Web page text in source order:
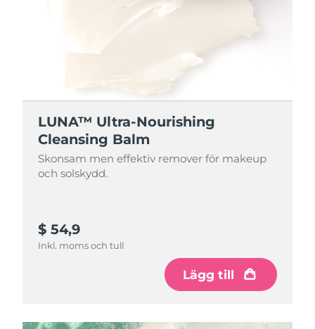
LUNA™ Ultra-Nourishing
Cleansing Balm
Skonsam men effektiv remover för makeup
och solskydd.
$ 54,9
Inkl. moms och tull
Lägg till